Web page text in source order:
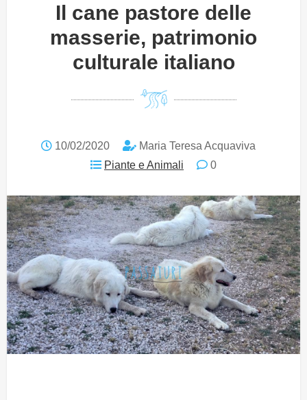
Il cane pastore delle
masserie, patrimonio
culturale italiano
10/02/2020
Maria Teresa Acquaviva
Piante e Animali
0